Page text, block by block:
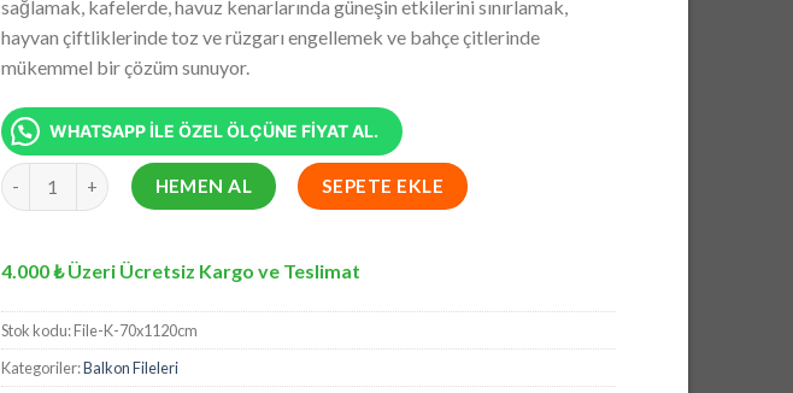
aldı
₺1.008,00.
sağlamak, kafelerde, havuz kenarlarında güneşin etkilerini sınırlamak,
hayvan çiftliklerinde toz ve rüzgarı engellemek ve bahçe çitlerinde
mükemmel bir çözüm sunuyor.
WHATSAPP İLE ÖZEL ÖLÇÜNE FİYAT AL.
70x1120 cm Krem Balkon Filesi - Yüzde 95lik Şeritli Halkalı File adet
HEMEN AL SEPETE EKLE
4.000 ₺ Üzeri Ücretsiz Kargo ve Teslimat
Stok kodu:File-K-70x1120cm
Kategoriler:Balkon Fileleri